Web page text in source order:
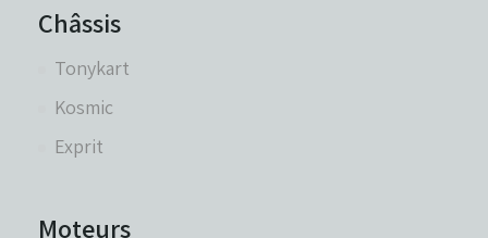
Châssis
Tonykart
Kosmic
Exprit
Moteurs